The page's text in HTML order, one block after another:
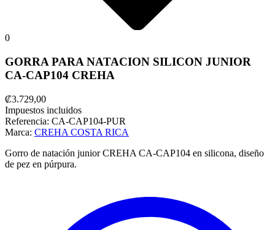
0
GORRA PARA NATACION SILICON JUNIOR
CA-CAP104 CREHA
₡3.729,00
Impuestos incluidos
Referencia: CA-CAP104-PUR
Marca: CREHA COSTA RICA
Gorro de natación junior CREHA CA-CAP104 en silicona, diseño
de pez en púrpura.